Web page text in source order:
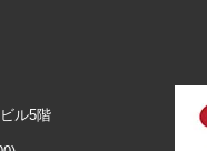
ル5階